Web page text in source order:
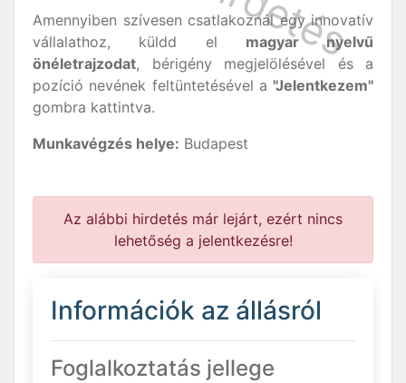
Amennyiben szívesen csatlakoznál egy innovatív
vállalathoz, küldd el magyar nyelvű
önéletrajzodat, bérigény megjelölésével és a
pozíció nevének feltüntetésével a "Jelentkezem"
gombra kattintva.
Munkavégzés helye: Budapest
Az alábbi hirdetés már lejárt, ezért nincs
lehetőség a jelentkezésre!
Információk az állásról
Foglalkoztatás jellege